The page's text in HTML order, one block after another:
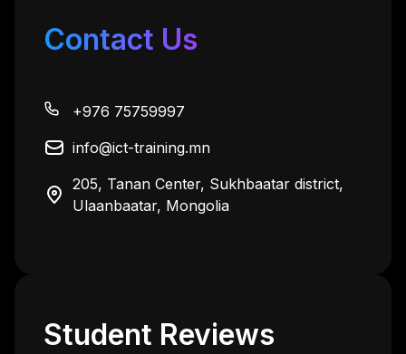
Contact Us
+976 75759997
info@ict-training.mn
205, Tanan Center, Sukhbaatar district,
Ulaanbaatar, Mongolia
Student Reviews
Анхбаяр
much.”
Мөнхтөр
“Сургалтын орчин болон тоног
авлаа. Үнэхээр тархиа цэнэглэлээ.
Баярлалаа”